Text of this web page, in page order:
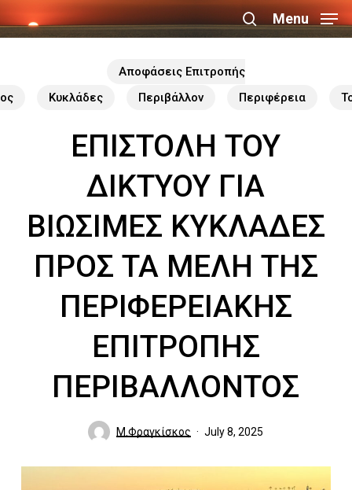
to
search
Menu
Αποφάσεις Επιτροπής
Κυκλάδες Περιβάλλον Περιφέρεια
ΕΠΙΣΤΟΛΗ ΤΟΥ
ΔΙΚΤΥΟΥ ΓΙΑ
ΒΙΩΣΙΜΕΣ ΚΥΚΛΑΔΕΣ
ΠΡΟΣ ΤΑ ΜΕΛΗ ΤΗΣ
ΠΕΡΙΦΕΡΕΙΑΚΗΣ
ΕΠΙΤΡΟΠΗΣ
ΠΕΡΙΒΑΛΛΟΝΤΟΣ
Μ.Φραγκίσκος July 8, 2025